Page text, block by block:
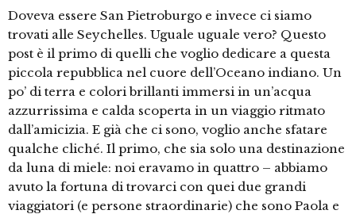
Doveva essere San Pietroburgo e invece ci siamo
trovati alle Seychelles. Uguale uguale vero? Questo
post è il primo di quelli che voglio dedicare a questa
piccola repubblica nel cuore dell’Oceano indiano. Un
po’ di terra e colori brillanti immersi in un’acqua
azzurrissima e calda scoperta in un viaggio ritmato
dall’amicizia. E già che ci sono, voglio anche sfatare
qualche cliché. Il primo, che sia solo una destinazione
da luna di miele: noi eravamo in quattro – abbiamo
avuto la fortuna di trovarci con quei due grandi
viaggiatori (e persone straordinarie) che sono Paola e